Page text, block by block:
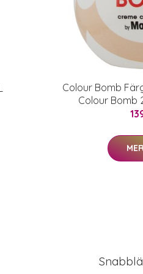
Colour Bomb
Colour Bomb